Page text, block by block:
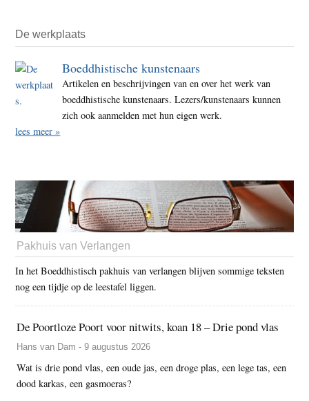
De werkplaats
Boeddhistische kunstenaars
Artikelen en beschrijvingen van en over het werk van
boeddhistische kunstenaars. Lezers/kunstenaars kunnen
zich ook aanmelden met hun eigen werk.
lees meer »
Pakhuis van Verlangen
In het Boeddhistisch pakhuis van verlangen blijven sommige teksten
nog een tijdje op de leestafel liggen.
De Poortloze Poort voor nitwits, koan 18 – Drie pond vlas
Hans van Dam - 9 augustus 2026
Wat is drie pond vlas, een oude jas, een droge plas, een lege tas, een
dood karkas, een gasmoeras?